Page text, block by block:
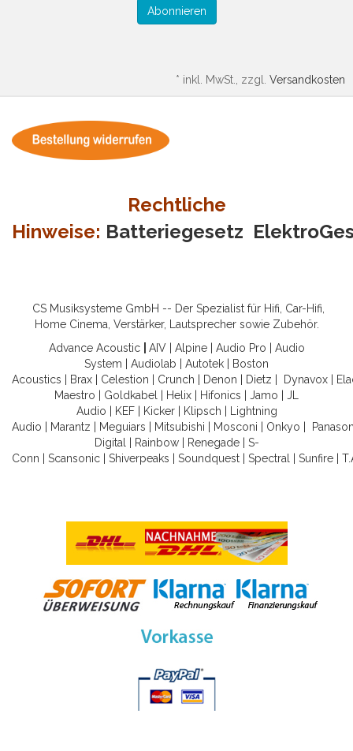
Abonnieren
* inkl. MwSt., zzgl. Versandkosten
Rechtliche
Hinweise: Batteriegesetz
CS Musiksysteme GmbH -- Der Spezialist für Hifi, Car-Hifi,
Home Cinema, Verstärker, Lautsprecher sowie Zubehör.
Advance Acoustic
AIV| Alpine| Audio Pro
Audio
System
Audiolab Autotek
Boston
Acoustics
Brax Celestion Crunch Denon Dietz Dynavox
Maestro
Goldkabel Helix Hifonics Jamo
JL
Audio
KEF| Kicker| Klipsch
Lightning
Audio
Marantz Meguiars Mitsubishi Mosconi Onkyo
Digital
Rainbow| Renegade| S-
Conn
Scansonic Shiverpeaks Soundquest Spectral Sunfire